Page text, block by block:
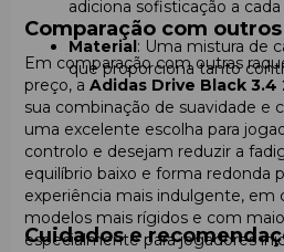
adiciona sofisticação a
Material: Uma mistura de
que proporciona tanto
Comparação com
Em comparação com outras
preço, a Adidas Drive Black 3.4
sua combinação de suavidade e
uma excelente escolha para
controlo e desejam reduzir a
equilíbrio baixo e forma redonda
experiência mais indulgente, em
modelos mais rígidos e com
especialmente para jogadores
Cuidados e